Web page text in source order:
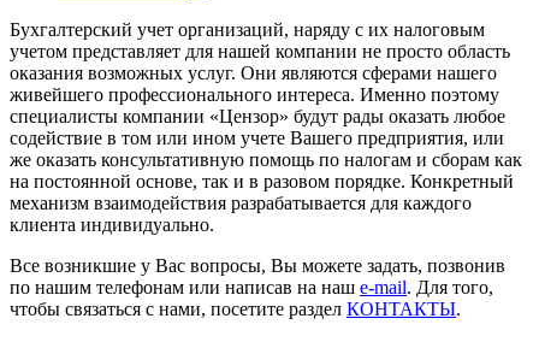
Бухгалтерский учет организаций, наряду с их налоговым
учетом представляет для нашей компании не просто область
оказания возможных услуг. Они являются сферами нашего
живейшего профессионального интереса. Именно поэтому
специалисты компании «Цензор» будут рады оказать любое
содействие в том или ином учете Вашего предприятия, или
же оказать консультативную помощь по налогам и сборам как
на постоянной основе, так и в разовом порядке. Конкретный
механизм взаимодействия разрабатывается для каждого
клиента индивидуально.
Все возникшие у Вас вопросы, Вы можете задать, позвонив
по нашим телефонам или написав на наш e-mail. Для того,
чтобы связаться с нами, посетите раздел КОНТАКТЫ.